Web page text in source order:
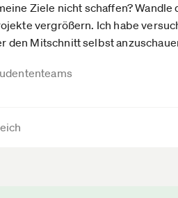
Ziele nicht schaffen?
vergrößern. Ich habe
den Mitschnitt selbst